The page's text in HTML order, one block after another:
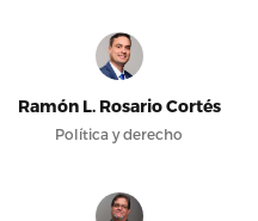
Ramón L. Rosario Cortés
Política y derecho